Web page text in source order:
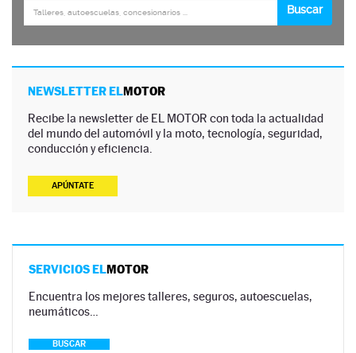
NEWSLETTER ELMOTOR
Recibe la newsletter de EL MOTOR con toda la actualidad
del mundo del automóvil y la moto, tecnología, seguridad,
conducción y eficiencia.
APÚNTATE
SERVICIOS ELMOTOR
Encuentra los mejores talleres, seguros, autoescuelas,
neumáticos…
BUSCAR